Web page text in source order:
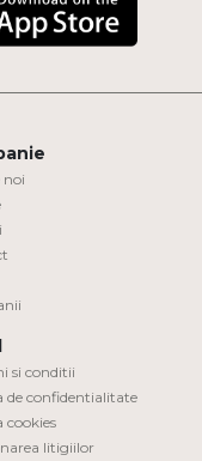
noi
si conditii
de confidentialitate
cookies
litigiilor